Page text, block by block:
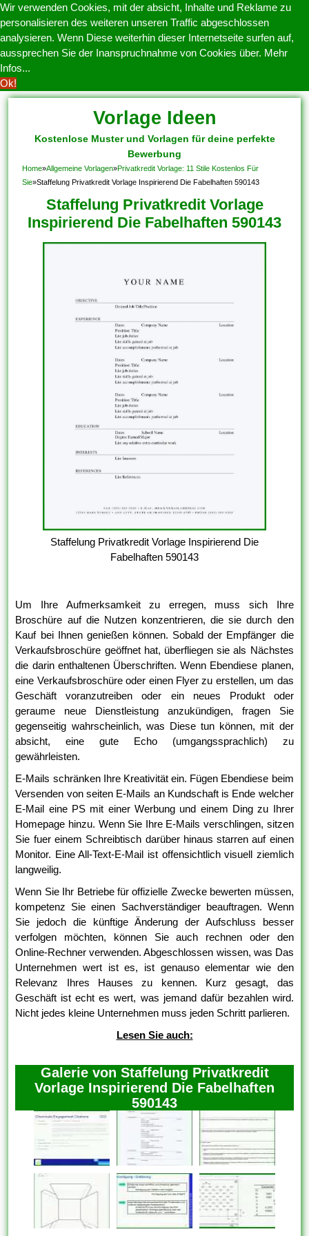
Wir verwenden Cookies, mit der absicht, Inhalte und Reklame zu
personalisieren des weiteren unseren Traffic abgeschlossen
analysieren. Wenn Diese weiterhin dieser Internetseite surfen auf,
aussprechen Sie der Inanspruchnahme von Cookies über. Mehr
Infos...
Ok!
Vorlage Ideen
Kostenlose Muster und Vorlagen für deine perfekte
Bewerbung
Home»Allgemeine Vorlagen»Privatkredit Vorlage: 11 Stile Kostenlos Für
Sie»Staffelung Privatkredit Vorlage Inspirierend Die Fabelhaften 590143
Staffelung Privatkredit Vorlage
Inspirierend Die Fabelhaften 590143
Staffelung Privatkredit Vorlage Inspirierend Die
Fabelhaften 590143
Um Ihre Aufmerksamkeit zu erregen, muss sich Ihre
Broschüre auf die Nutzen konzentrieren, die sie durch den
Kauf bei Ihnen genießen können. Sobald der Empfänger die
Verkaufsbroschüre geöffnet hat, überfliegen sie als Nächstes
die darin enthaltenen Überschriften. Wenn Ebendiese planen,
eine Verkaufsbroschüre oder einen Flyer zu erstellen, um das
Geschäft voranzutreiben oder ein neues Produkt oder
geraume neue Dienstleistung anzukündigen, fragen Sie
gegenseitig wahrscheinlich, was Diese tun können, mit der
absicht, eine gute Echo (umgangssprachlich) zu
gewährleisten.
E-Mails schränken Ihre Kreativität ein. Fügen Ebendiese beim
Versenden von seiten E-Mails an Kundschaft is Ende welcher
E-Mail eine PS mit einer Werbung und einem Ding zu Ihrer
Homepage hinzu. Wenn Sie Ihre E-Mails verschlingen, sitzen
Sie fuer einem Schreibtisch darüber hinaus starren auf einen
Monitor. Eine All-Text-E-Mail ist offensichtlich visuell ziemlich
langweilig.
Wenn Sie Ihr Betriebe für offizielle Zwecke bewerten müssen,
kompetenz Sie einen Sachverständiger beauftragen. Wenn
Sie jedoch die künftige Änderung der Aufschluss besser
verfolgen möchten, können Sie auch rechnen oder den
Online-Rechner verwenden. Abgeschlossen wissen, was Das
Unternehmen wert ist es, ist genauso elementar wie den
Relevanz Ihres Hauses zu kennen. Kurz gesagt, das
Geschäft ist echt es wert, was jemand dafür bezahlen wird.
Nicht jedes kleine Unternehmen muss jeden Schritt parlieren.
Lesen Sie auch:
Galerie von Staffelung Privatkredit
Vorlage Inspirierend Die Fabelhaften
590143